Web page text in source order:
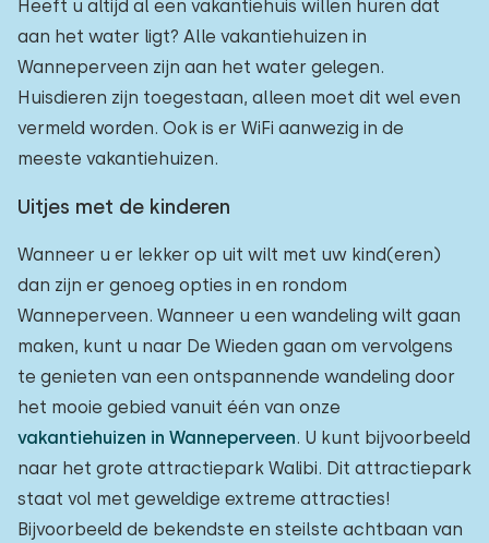
Heeft u altijd al een vakantiehuis willen huren dat
aan het water ligt? Alle vakantiehuizen in
Wanneperveen zijn aan het water gelegen.
Huisdieren zijn toegestaan, alleen moet dit wel even
vermeld worden. Ook is er WiFi aanwezig in de
meeste vakantiehuizen.
Uitjes met de kinderen
Wanneer u er lekker op uit wilt met uw kind(eren)
dan zijn er genoeg opties in en rondom
Wanneperveen. Wanneer u een wandeling wilt gaan
maken, kunt u naar De Wieden gaan om vervolgens
te genieten van een ontspannende wandeling door
het mooie gebied vanuit één van onze
vakantiehuizen in Wanneperveen. U kunt bijvoorbeeld
naar het grote attractiepark Walibi. Dit attractiepark
staat vol met geweldige extreme attracties!
Bijvoorbeeld de bekendste en steilste achtbaan van